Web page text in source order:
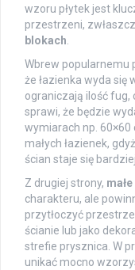
wzoru płytek jest
przestrzeni,
blokach
Wbrew popularnemu
że łazienka wyda się
ograniczają ilość fug,
sprawi, że będzie
wymiarach np. 60×60
małych łazienek,
ścian staje się
Z drugiej strony,
charakteru, ale
przytłoczyć
ścianie lub jako
strefie prysznica. W
unikać mocno